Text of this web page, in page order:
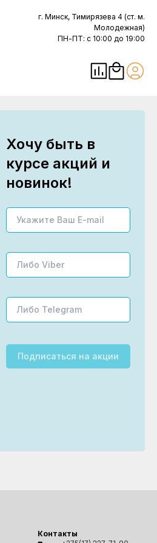
г. Минск, Тимирязева 4 (ст. м.
Молодежная)
ПН-ПТ: с 10:00 до 19:00
Хочу быть в
курсе акций и
новинок!
Подписаться на акции
Контакты